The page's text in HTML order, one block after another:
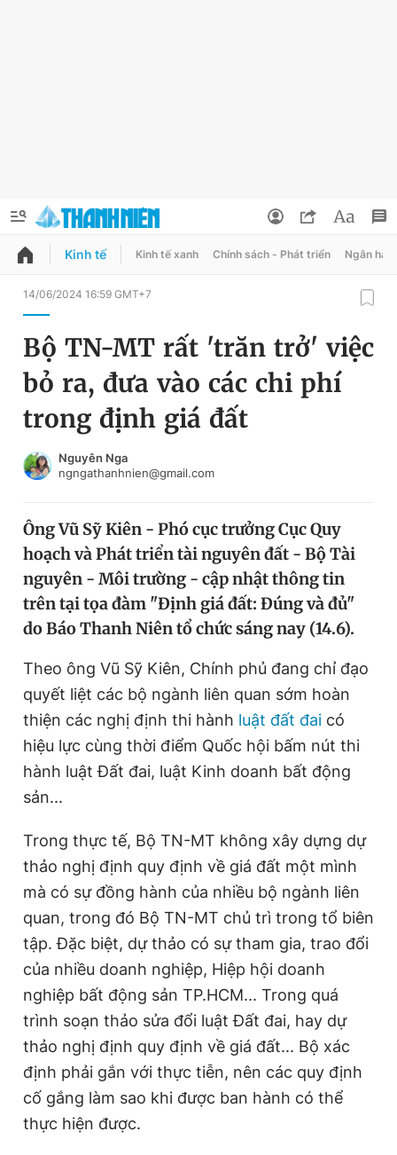
QUẢNG CÁO
Chuyên mục
Chuyên mục khác
Chào ngày mới
Video Magazine
Sản phẩm khác
Tiện ích Bạn cần biết
Thông tin tòa soạn Liên hệ quảng cáo
Đọc Thanh Niên trên điện thoại
Theo dõi báo trên
Hotline
0906 645 777
Liên hệ quảng cáo
0908 780 404
Đặt báo Quảng cáo RSS Tòa soạn Chính sách bảo
Tổng biên tập: Nguyễn Ngọc Toàn
Phó tổng biên tập thường trực: Hải Thành
Đổi mật khẩu
Tin đã lưu
Tin đã xem
Đăng xuất
Kinh tế Kinh tế xanh Chính sách - Phát triển Ngân
14/06/2024 16:59 GMT+7
Bộ TN-MT rất 'trăn trở' việc
bỏ ra, đưa vào các chi phí
trong định giá đất
Nguyên Nga
ngngathanhnien@gmail.com
Ông Vũ Sỹ Kiên - Phó cục trưởng Cục Quy
hoạch và Phát triển tài nguyên đất - Bộ Tài
nguyên - Môi trường - cập nhật thông tin
trên tại tọa đàm "Định giá đất: Đúng và đủ"
do Báo Thanh Niên tổ chức sáng nay (14.6).
Theo ông Vũ Sỹ Kiên, Chính phủ đang chỉ đạo
quyết liệt các bộ ngành liên quan sớm hoàn
thiện các nghị định thi hành luật đất đai có
hiệu lực cùng thời điểm Quốc hội bấm nút thi
hành luật Đất đai, luật Kinh doanh bất động
sản...
Trong thực tế, Bộ TN-MT không xây dựng dự
thảo nghị định quy định về giá đất một mình
mà có sự đồng hành của nhiều bộ ngành liên
quan, trong đó Bộ TN-MT chủ trì trong tổ biên
tập. Đặc biệt, dự thảo có sự tham gia, trao đổi
của nhiều doanh nghiệp, Hiệp hội doanh
nghiệp bất động sản TP.HCM... Trong quá
trình soạn thảo sửa đổi luật Đất đai, hay dự
thảo nghị định quy định về giá đất... Bộ xác
định phải gắn với thực tiễn, nên các quy định
cố gắng làm sao khi được ban hành có thể
thực hiện được.